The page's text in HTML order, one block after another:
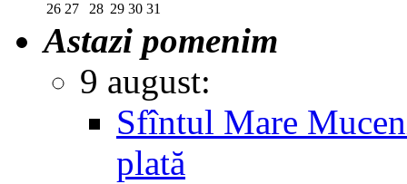
26 27 28 29 30 31
Astazi pomenim
9 august:
Sfîntul Mare
plată